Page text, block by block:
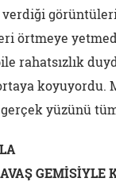
örtmeye
rahatsızlık
koyuyordu.
yüzünü
GEMİSİYLE